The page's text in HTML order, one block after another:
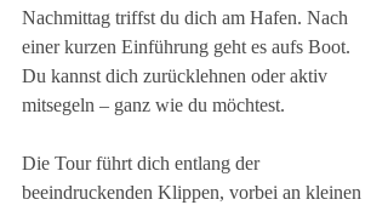
Nachmittag triffst du dich am Hafen. Nach
einer kurzen Einführung geht es aufs Boot.
Du kannst dich zurücklehnen oder aktiv
mitsegeln – ganz wie du möchtest.
Die Tour führt dich entlang der
beeindruckenden Klippen, vorbei an kleinen